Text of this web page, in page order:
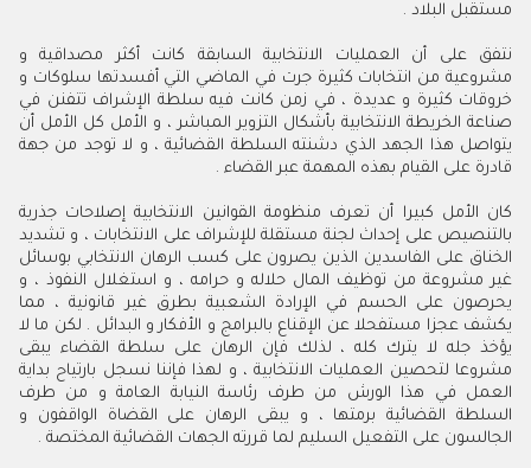
مستقبل البلاد .
نتفق على أن العمليات الانتخابية السابقة كانت أكثر مصداقية و
مشروعية من انتخابات كثيرة جرت في الماضي التي أفسدتها سلوكات و
خروقات كثيرة و عديدة ، في زمن كانت فيه سلطة الإشراف تتفنن في
صناعة الخريطة الانتخابية بأشكال التزوير المباشر ، و الأمل كل الأمل أن
يتواصل هذا الجهد الذي دشنته السلطة القضائية ، و لا توجد من جهة
قادرة على القيام بهذه المهمة عبر القضاء .
كان الأمل كبيرا أن تعرف منظومة القوانين الانتخابية إصلاحات جذرية
بالتنصيص على إحداث لجنة مستقلة للإشراف على الانتخابات ، و تشديد
الخناق على الفاسدين الذين يصرون على كسب الرهان الانتخابي بوسائل
غير مشروعة من توظيف المال حلاله و حرامه ، و استغلال النفوذ ، و
يحرصون على الحسم في الإرادة الشعبية بطرق غير قانونية ، مما
يكشف عجزا مستفحلا عن الإقناع بالبرامج و الأفكار و البدائل . لكن ما لا
يؤخذ جله لا يترك كله ، لذلك فإن الرهان على سلطة القضاء يبقى
مشروعا لتحصين العمليات الانتخابية ، و لهذا فإننا نسجل بارتياح بداية
العمل في هذا الورش من طرف رئاسة النيابة العامة و من طرف
السلطة القضائية برمتها ، و يبقى الرهان على القضاة الواقفون و
الجالسون على التفعيل السليم لما قررته الجهات القضائية المختصة .